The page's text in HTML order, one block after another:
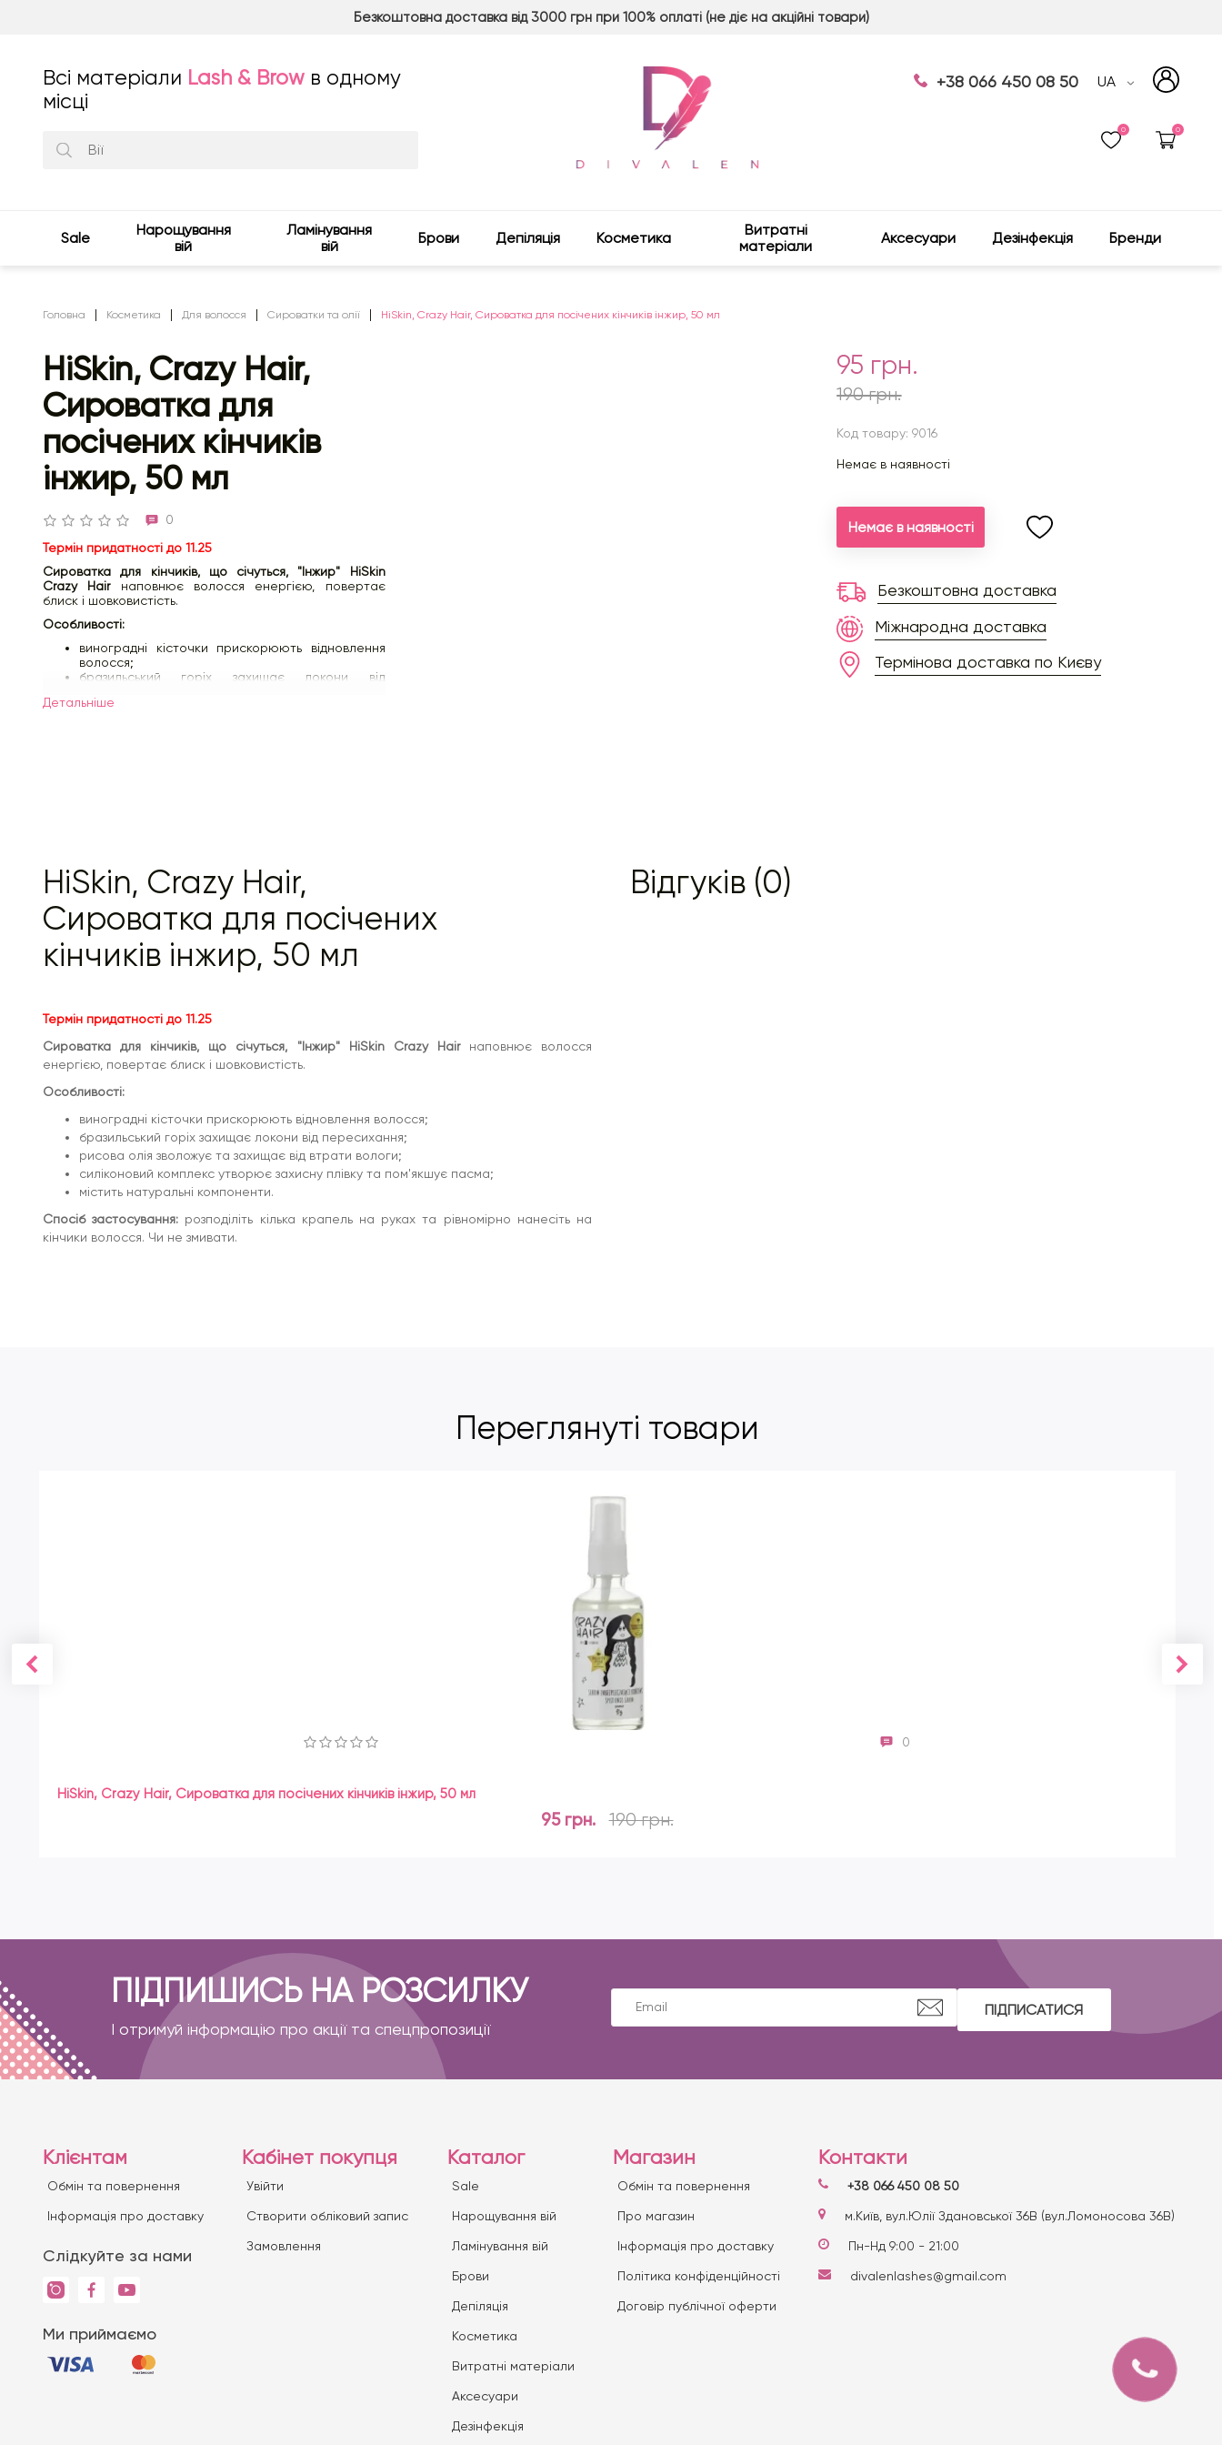
Безкоштовна доставка від 3000 грн при 100% оплаті (не діє на акційні товари)
Всі матеріали Lash & Brow в одному
місці
+38 066 450 08 50 UA
0 0
Sale
Нарощування
вій
Ламінування
вій
Брови Депіляція Косметика
Витратні
матеріали
Аксесуари Дезінфекція Бренди
Головна Косметика Для волосся Сироватки та олії HiSkin, Crazy Hair, Сироватка для посічених кінчиків інжир, 50 мл
HiSkin, Crazy Hair,
Сироватка для
посічених кінчиків
інжир, 50 мл
0
Термін придатності до 11.25
Сироватка для кінчиків, що січуться, "Інжир" HiSkin
Crazy Hairнаповнює волосся енергією, повертає
блиск і шовковистість.
Особливості:
виноградні кісточки прискорюють відновлення
волосся;
бразильський горіх захищає локони від
рисова олія зволожує та захищає від втрати
Детальнiше
95 грн.
190 грн.
Код товару: 9016
Немає в наявності
Немає в наявності
Безкоштовна доставка
Міжнародна доставка
Термінова доставка по Києву
HiSkin, Crazy Hair,
Сироватка для посічених
кінчиків інжир, 50 мл
Термін придатності до 11.25
Сироватка для кінчиків, що січуться, "Інжир" HiSkin Crazy Hairнаповнює волосся
енергією, повертає блиск і шовковистість.
Особливості:
виноградні кісточки прискорюють відновлення волосся;
бразильський горіх захищає локони від пересихання;
рисова олія зволожує та захищає від втрати вологи;
силіконовий комплекс утворює захисну плівку та пом'якшує пасма;
містить натуральні компоненти.
Спосіб застосування: розподіліть кілька крапель на руках та рівномірно нанесіть на
кінчики волосся. Чи не змивати.
Відгуків (0)
Переглянуті товари
0
HiSkin, Crazy Hair, Сироватка для посічених кінчиків інжир, 50 мл
95 грн. 190 грн.
ПІДПИШИСЬ НА РОЗСИЛКУ
І отримуй інформацію про акції та спецпропозиції
ПІДПИСАТИСЯ
Клієнтам
Обмін та повернення
Iнформація про доставку
Слідкуйте за нами
Ми приймаємо
Кабінет покупця
Увійти
Створити обліковий запис
Замовлення
Каталог
Sale
Нарощування вій
Ламінування вій
Брови
Депіляція
Косметика
Витратні матеріали
Аксесуари
Дезінфекція
Магазин
Обмін та повернення
Про магазин
Iнформація про доставку
Політика конфіденційності
Договір публічної оферти
Контакти
+38 066 450 08 50
м.Київ, вул.Юлії Здановської 36В (вул.Ломоносова 36В)
Пн-Нд 9:00 - 21:00
divalenlashes@gmail.com